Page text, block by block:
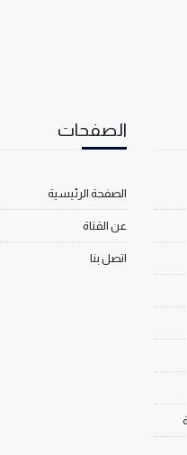
الصفحات
الصفحة الرئيسية
عن القناة
اتصل بنا